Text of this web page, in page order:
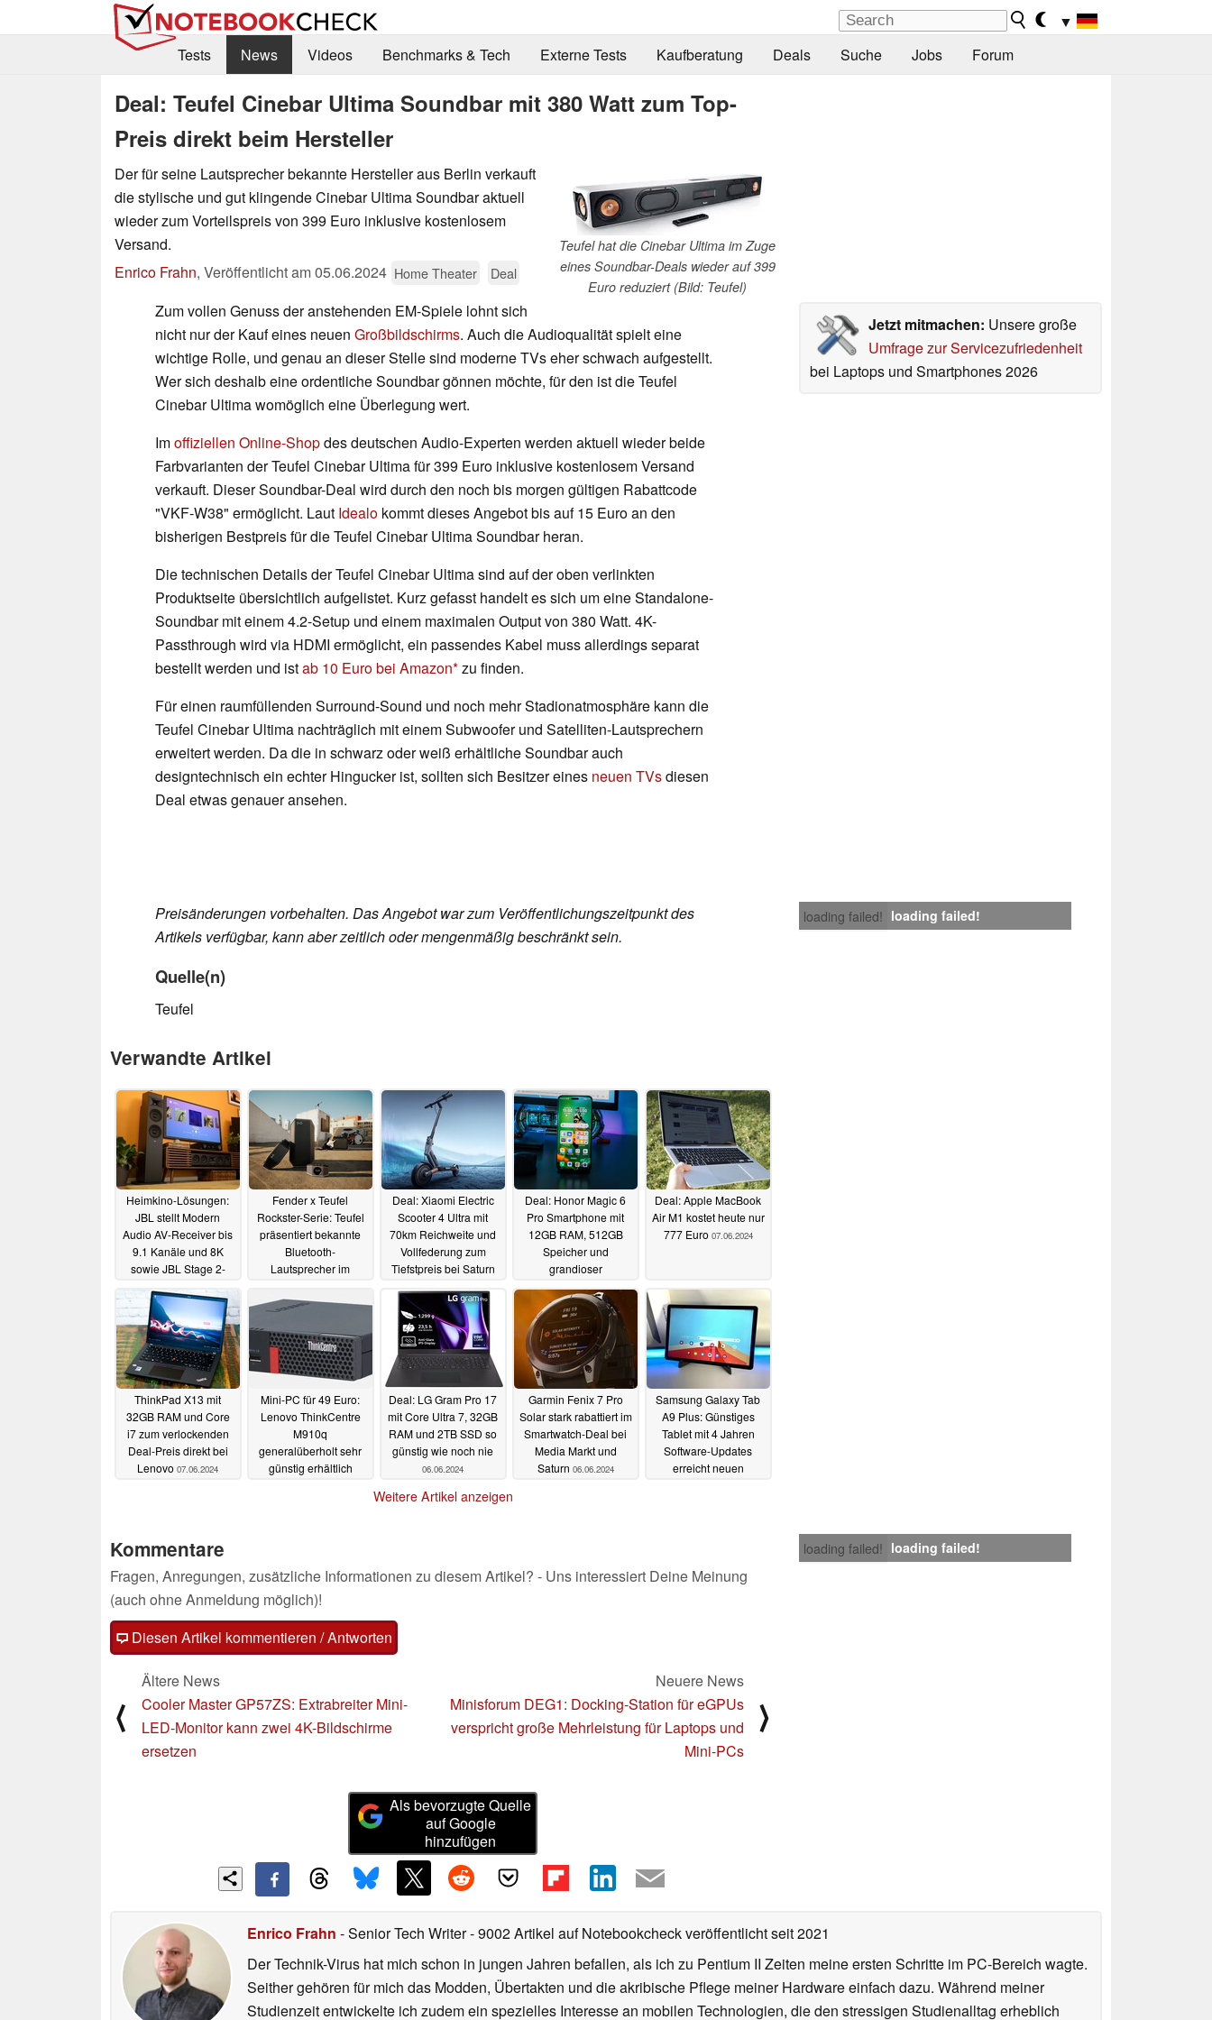
▼
Tests
News Videos Benchmarks & Tech Externe Tests Kaufberatung Deals Suche Jobs Forum
Deal: Teufel Cinebar Ultima Soundbar mit 380 Watt zum Top-
Preis direkt beim Hersteller
Teufel hat die Cinebar Ultima im Zuge
eines Soundbar-Deals wieder auf 399
Euro reduziert (Bild: Teufel)
Der für seine Lautsprecher bekannte Hersteller aus Berlin verkauft
die stylische und gut klingende Cinebar Ultima Soundbar aktuell
wieder zum Vorteilspreis von 399 Euro inklusive kostenlosem
Versand.
Enrico Frahn, Veröffentlicht am05.06.2024 Home Theater Deal
Jetzt mitmachen: Unsere große
Umfrage zur Servicezufriedenheit
bei Laptops und Smartphones 2026
Zum vollen Genuss der anstehenden EM-Spiele lohnt sich
nicht nur der Kauf eines neuen Großbildschirms. Auch die Audioqualität spielt eine
wichtige Rolle, und genau an dieser Stelle sind moderne TVs eher schwach aufgestellt.
Wer sich deshalb eine ordentliche Soundbar gönnen möchte, für den ist die Teufel
Cinebar Ultima womöglich eine Überlegung wert.
Imoffiziellen Online-Shopdes deutschen Audio-Experten werden aktuell wieder beide
Farbvarianten der Teufel Cinebar Ultima für 399 Euro inklusive kostenlosem Versand
verkauft. Dieser Soundbar-Deal wird durch den noch bis morgen gültigen Rabattcode
"VKF-W38" ermöglicht. Laut Idealo kommt dieses Angebot bis auf 15 Euro an den
bisherigen Bestpreis für die Teufel Cinebar Ultima Soundbar heran.
Die technischen Details der Teufel Cinebar Ultima sind auf der oben verlinkten
Produktseite übersichtlich aufgelistet. Kurz gefasst handelt es sich um eine Standalone-
Soundbar mit einem 4.2-Setup und einem maximalen Output von 380 Watt. 4K-
Passthrough wird via HDMI ermöglicht, ein passendes Kabel muss allerdings separat
bestellt werden und istab 10 Euro bei Amazon zu finden.
Für einen raumfüllenden Surround-Sound und noch mehr Stadionatmosphäre kann die
Teufel Cinebar Ultima nachträglich mit einem Subwoofer und Satelliten-Lautsprechern
erweitert werden. Da die in schwarz oder weiß erhältliche Soundbar auch
designtechnisch ein echter Hingucker ist, sollten sich Besitzer eines neuen TVsdiesen
Deal etwas genauer ansehen.
loading failed! loading failed!
Preisänderungen vorbehalten. Das Angebot war zum Veröffentlichungszeitpunkt des
Artikels verfügbar, kann aber zeitlich oder mengenmäßig beschränkt sein.
Quelle(n)
Teufel
Verwandte Artikel
Heimkino-Lösungen:
JBL stellt Modern
Audio AV-Receiver bis
9.1 Kanäle und 8K
sowie JBL Stage 2-
18.07.2024
Fender x Teufel
Rockster-Serie: Teufel
präsentiert bekannte
Bluetooth-
Lautsprecher im
Design27.06.2024
Deal: Xiaomi Electric
Scooter 4 Ultra mit
70km Reichweite und
Vollfederung zum
Tiefstpreis bei Saturn
07.06.2024
Deal: Honor Magic 6
Pro Smartphone mit
12GB RAM, 512GB
Speicher und
grandioser
Bestpreis 07.06.2024
Deal: Apple MacBook
Air M1 kostet heute nur
777 Euro 07.06.2024
ThinkPad X13 mit
32GB RAM und Core
i7 zum verlockenden
Deal-Preis direkt bei
Lenovo 07.06.2024
Mini-PC für 49 Euro:
Lenovo ThinkCentre
M910q
generalüberholt sehr
günstig erhältlich
Deal: LG Gram Pro 17
mit Core Ultra 7, 32GB
RAM und 2TB SSD so
günstig wie noch nie
06.06.2024
Garmin Fenix 7 Pro
Solar stark rabattiert im
Smartwatch-Deal bei
Media Markt und
Saturn 06.06.2024
Samsung Galaxy Tab
A9 Plus: Günstiges
Tablet mit 4 Jahren
Software-Updates
erreicht neuen
Weitere Artikel anzeigen
loading failed! loading failed!
Kommentare
Fragen, Anregungen, zusätzliche Informationen zu diesem Artikel? - Uns interessiert Deine Meinung
(auch ohne Anmeldung möglich)!
Diesen Artikel kommentieren / Antworten
⟨
Ältere News
Cooler Master GP57ZS: Extrabreiter Mini-
LED-Monitor kann zwei 4K-Bildschirme
ersetzen
Neuere News
Minisforum DEG1: Docking-Station für eGPUs
verspricht große Mehrleistung für Laptops und
Mini-PCs
⟩
Als bevorzugte Quelle
auf Google
hinzufügen
Enrico Frahn - Senior Tech Writer- 9002 Artikel auf Notebookcheck veröffentlichtseit 2021
Der Technik-Virus hat mich schon in jungen Jahren befallen, als ich zu Pentium II Zeiten meine ersten Schritte im PC-Bereich wagte.
Seither gehören für mich das Modden, Übertakten und die akribische Pflege meiner Hardware einfach dazu. Während meiner
Studienzeit entwickelte ich zudem ein spezielles Interesse an mobilen Technologien, die den stressigen Studienalltag erheblich